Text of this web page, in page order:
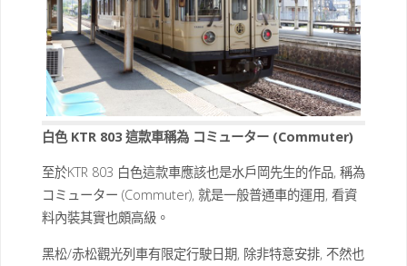
白色 KTR 803 這款車稱為 コミューター (Commuter)
至於KTR 803 白色這款車應該也是水戶岡先生的作品, 稱為
コミューター (Commuter), 就是一般普通車的運用, 看資
料內裝其實也頗高級。
黑松/赤松觀光列車有限定行駛日期, 除非特意安排, 不然也